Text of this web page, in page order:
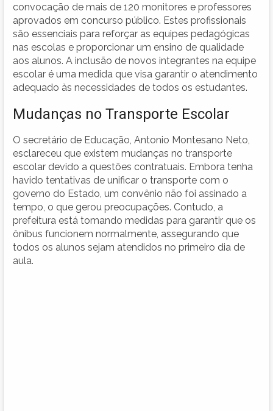
convocação de mais de 120 monitores e professores
aprovados em concurso público. Estes profissionais
são essenciais para reforçar as equipes pedagógicas
nas escolas e proporcionar um ensino de qualidade
aos alunos. A inclusão de novos integrantes na equipe
escolar é uma medida que visa garantir o atendimento
adequado às necessidades de todos os estudantes.
Mudanças no Transporte Escolar
O secretário de Educação, Antonio Montesano Neto,
esclareceu que existem mudanças no transporte
escolar devido a questões contratuais. Embora tenha
havido tentativas de unificar o transporte com o
governo do Estado, um convênio não foi assinado a
tempo, o que gerou preocupações. Contudo, a
prefeitura está tomando medidas para garantir que os
ônibus funcionem normalmente, assegurando que
todos os alunos sejam atendidos no primeiro dia de
aula.